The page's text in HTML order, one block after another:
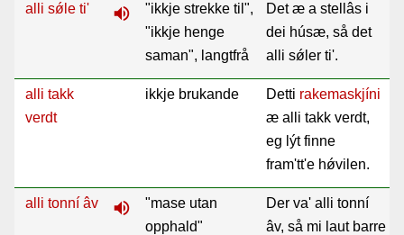
alli sǿle ti' volume_up
"ikkje strekke til",
"ikkje henge
saman", langtfrå
Det æ a stellâs i
dei húsæ, så det
alli sǿler ti'.
alli takk
verdt
ikkje brukande Detti rakemaskjíni
æ alli takk verdt,
eg lýt finne
fram'tt'e hǿvilen.
alli tonní âv volume_up
"mase utan
opphald"
Der va' alli tonní
âv, så mi laut barre